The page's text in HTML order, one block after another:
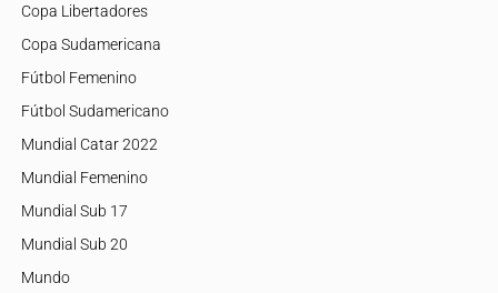
Copa Libertadores
Copa Sudamericana
Fútbol Femenino
Fútbol Sudamericano
Mundial Catar 2022
Mundial Femenino
Mundial Sub 17
Mundial Sub 20
Mundo